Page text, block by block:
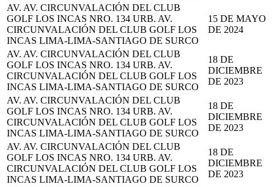
AV. AV. CIRCUNVALACIÓN DEL CLUB
GOLF LOS INCAS NRO. 134 URB. AV.
CIRCUNVALACIÓN DEL CLUB GOLF LOS
INCAS LIMA-LIMA-SANTIAGO DE SURCO
15 DE MAYO
DE 2024
AV. AV. CIRCUNVALACIÓN DEL CLUB
GOLF LOS INCAS NRO. 134 URB. AV.
CIRCUNVALACIÓN DEL CLUB GOLF LOS
INCAS LIMA-LIMA-SANTIAGO DE SURCO
18 DE
DICIEMBRE
DE 2023
AV. AV. CIRCUNVALACIÓN DEL CLUB
GOLF LOS INCAS NRO. 134 URB. AV.
CIRCUNVALACIÓN DEL CLUB GOLF LOS
INCAS LIMA-LIMA-SANTIAGO DE SURCO
18 DE
DICIEMBRE
DE 2023
AV. AV. CIRCUNVALACIÓN DEL CLUB
GOLF LOS INCAS NRO. 134 URB. AV.
CIRCUNVALACIÓN DEL CLUB GOLF LOS
INCAS LIMA-LIMA-SANTIAGO DE SURCO
18 DE
DICIEMBRE
DE 2023